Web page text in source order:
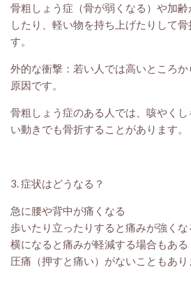
骨粗しょう症（骨が弱くなる）や加
したり、軽い物を持ち上げたりして
す。
外的な衝撃：若い人では高いところ
原因です。
骨粗しょう症のある人では、咳やく
い動きでも骨折することがあります。
3. 症状はどうなる？
急に腰や背中が痛くなる
歩いたり立ったりすると痛みが強くな
横になると痛みが軽減する場合もある
圧痛（押すと痛い）がないこともあり